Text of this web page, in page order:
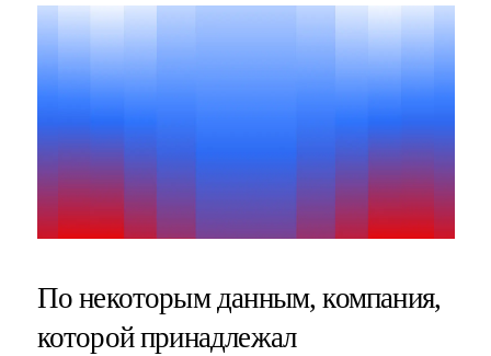
По некоторым данным, компания,
которой принадлежал